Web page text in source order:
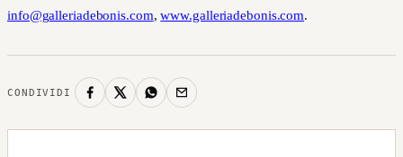
info@galleriadebonis.com,www.galleriadebonis.com.
CONDIVIDI